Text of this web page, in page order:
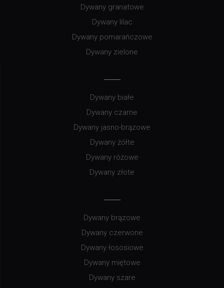
Dywany granatowe
Dywany lilac
Dywany pomarańczowe
Dywany zielone
Dywany białe
Dywany czarne
Dywany jasno-brązowe
Dywany żółte
Dywany różowe
Dywany złote
Dywany brązowe
Dywany czerwone
Dywany łososiowe
Dywany miętowe
Dywany szare